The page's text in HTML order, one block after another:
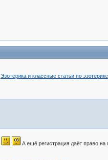
Эзотерика и классные статьи по эзотерике
А ещё регистрация даёт право